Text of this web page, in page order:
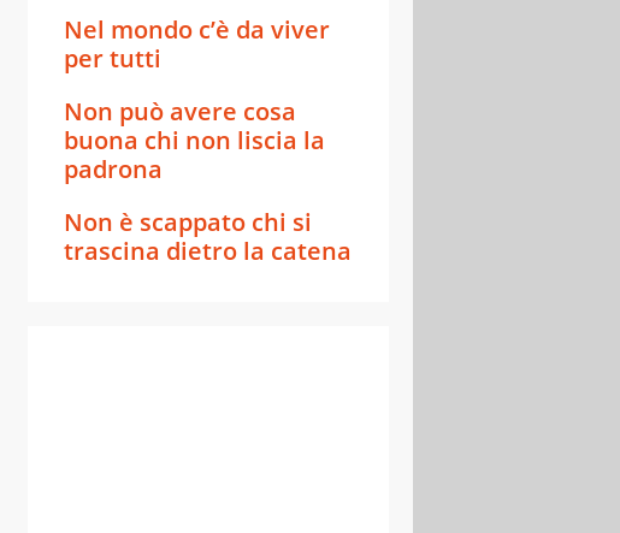
Nel mondo c’è da viver
per tutti
Non può avere cosa
buona chi non liscia la
padrona
Non è scappato chi si
trascina dietro la catena